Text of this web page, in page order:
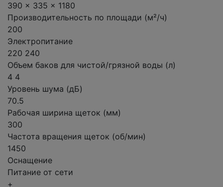
390 x 335 x 1180
Производительность по площади (м²/ч)
200
Электропитание
220 240
Объем баков для чистой/грязной воды (л)
4 4
Уровень шума (дБ)
70.5
Рабочая ширина щеток (мм)
300
Частота вращения щеток (об/мин)
1450
Оснащение
Питание от сети
+